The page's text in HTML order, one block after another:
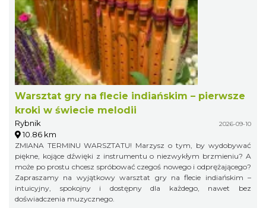
Warsztat gry na flecie indiańskim – pierwsze
kroki w świecie melodii
Rybnik 2026-09-10
10.86 km
ZMIANA TERMINU WARSZTATU! Marzysz o tym, by wydobywać
piękne, kojące dźwięki z instrumentu o niezwykłym brzmieniu? A
może po prostu chcesz spróbować czegoś nowego i odprężającego?
Zapraszamy na wyjątkowy warsztat gry na flecie indiańskim –
intuicyjny, spokojny i dostępny dla każdego, nawet bez
doświadczenia muzycznego.